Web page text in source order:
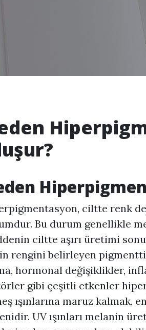
, ciltte renk
Bu durum genellikle
ciltte aşırı üretimi
rengini belirleyen pigmenttir
hormonal değişiklikler,
gibi çeşitli etkenler
ışınlarına maruz kalmak,
UV ışınları melanin